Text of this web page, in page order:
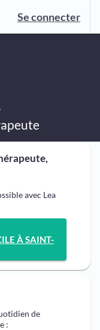
Se connecter
avec Lea
À SAINT-
de
: